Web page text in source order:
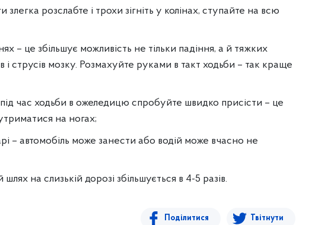
розслабте і трохи зігніть у колінах, ступайте на всю
– це збільшує можливість не тільки падіння, а й тяжких
і струсів мозку. Розмахуйте руками в такт ходьби – так краще
час ходьби в ожеледицю спробуйте швидко присісти – це
на ногах;
– автомобіль може занести або водій може вчасно не
на слизькій дорозі збільшується в 4-5 разів.
Поділитися Твітнути